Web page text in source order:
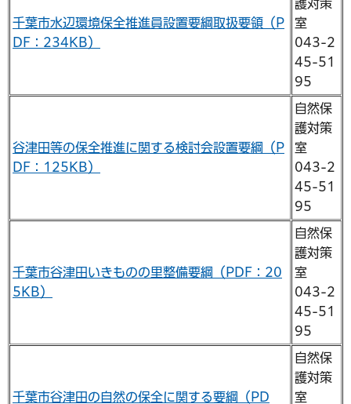
千葉市水辺環境保全推進員設置要綱取扱要領（P
DF：234KB）
護対策
室
043-2
45-51
95
谷津田等の保全推進に関する検討会設置要綱（P
DF：125KB）
自然保
護対策
室
043-2
45-51
95
千葉市谷津田いきものの里整備要綱（PDF：20
5KB）
自然保
護対策
室
043-2
45-51
95
千葉市谷津田の自然の保全に関する要綱（PD
自然保
護対策
室